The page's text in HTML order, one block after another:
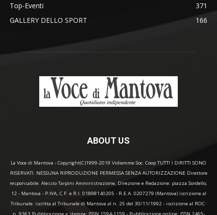
Top-Eventi
371
GALLERY DELLO SPORT
166
ABOUT US
La Voce di Mantova - Copyright(C)1999-2019 Vidiemme Soc. Coop TUTTI I DIRITTI SONO
RISERVATI. NESSUNA RIPRODUZIONE PERMESSA SENZA AUTORIZZAZIONE Direttore
responsabile: Alessio Tarpini Amministrazione, Direzione e Redazione: piazza Sordello,
12 - Mantova - P.IVA, C.F. e R.I. 01898140205 - R.E.A. 0207279 (Mantova) iscrizione al
Tribunale: iscritta al Tribunale di Mantova al n. 25 del 30/11/1992 - iscrizione al ROC: